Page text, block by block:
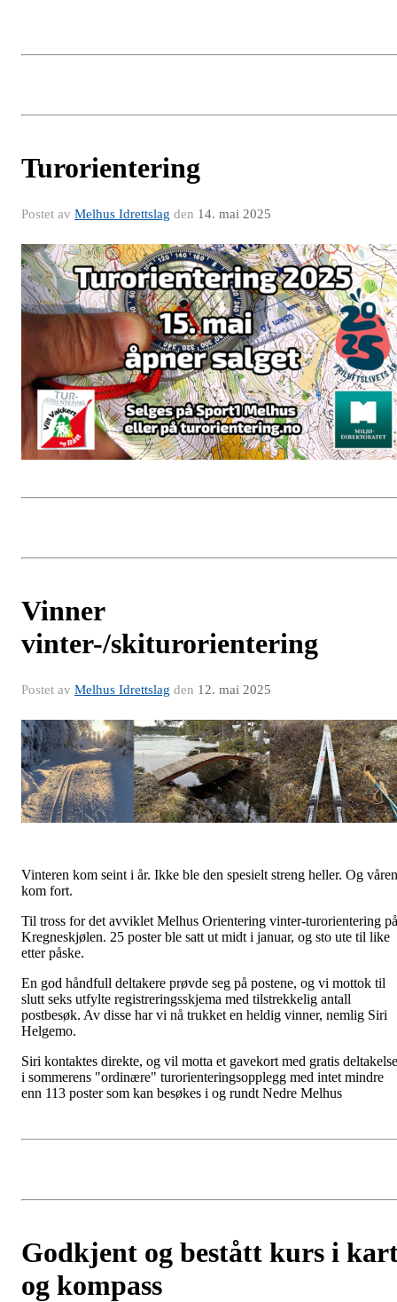
Turorientering
Postet av Melhus Idrettslag den 14. mai 2025
Vinner
vinter-/skiturorientering
Postet av Melhus Idrettslag den 12. mai 2025
Vinteren kom seint i år. Ikke ble den spesielt streng heller. Og våren
kom fort.
Til tross for det avviklet Melhus Orientering vinter-turorientering på
Kregneskjølen. 25 poster ble satt ut midt i januar, og sto ute til like
etter påske.
En god håndfull deltakere prøvde seg på postene, og vi mottok til
slutt seks utfylte registreringsskjema med tilstrekkelig antall
postbesøk. Av disse har vi nå trukket en heldig vinner, nemlig Siri
Helgemo.
Siri kontaktes direkte, og vil motta et gavekort med gratis deltakelse
i sommerens "ordinære" turorienteringsopplegg med intet mindre
enn 113 poster som kan besøkes i og rundt Nedre Melhus
Godkjent og bestått kurs i
og kompass